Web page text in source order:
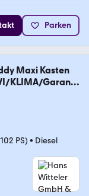
Parken
Maxi Kasten
KLIMA/Garanti
PS) • Diesel